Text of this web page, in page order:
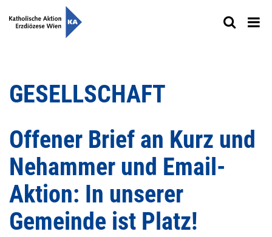
GESELLSCHAFT
Offener Brief an Kurz und
Nehammer und Email-
Aktion: In unserer
Gemeinde ist Platz!